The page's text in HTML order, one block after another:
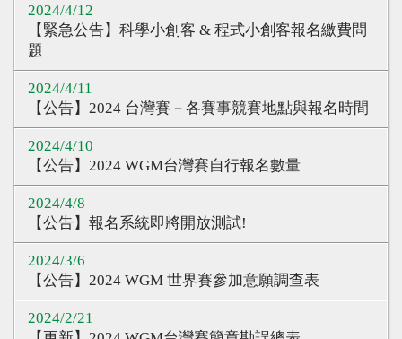
Q&A專區
CQ認證
認證題庫
教師認證
認證研習
參賽證明
2024/4/12
【緊急公告】科學小創客 & 程式小創客報名繳費問
題
2024/4/11
【公告】2024 台灣賽－各賽事競賽地點與報名時間
2024/4/10
【公告】2024 WGM台灣賽自行報名數量
2024/4/8
【公告】報名系統即將開放測試!
2024/3/6
【公告】2024 WGM 世界賽參加意願調查表
2024/2/21